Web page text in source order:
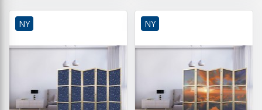
NY NY